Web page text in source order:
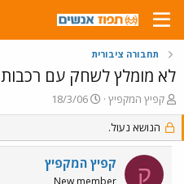
תחבורה ציבורית
לא מומלץ לשחק עם רכבות
פ
ו
ת
ח
נ
קפיץ המקפיץ
פ
ו
ס
ם
ב
18/3/06
הנושא נעול.
ק קפיץ המקפיץ
New member